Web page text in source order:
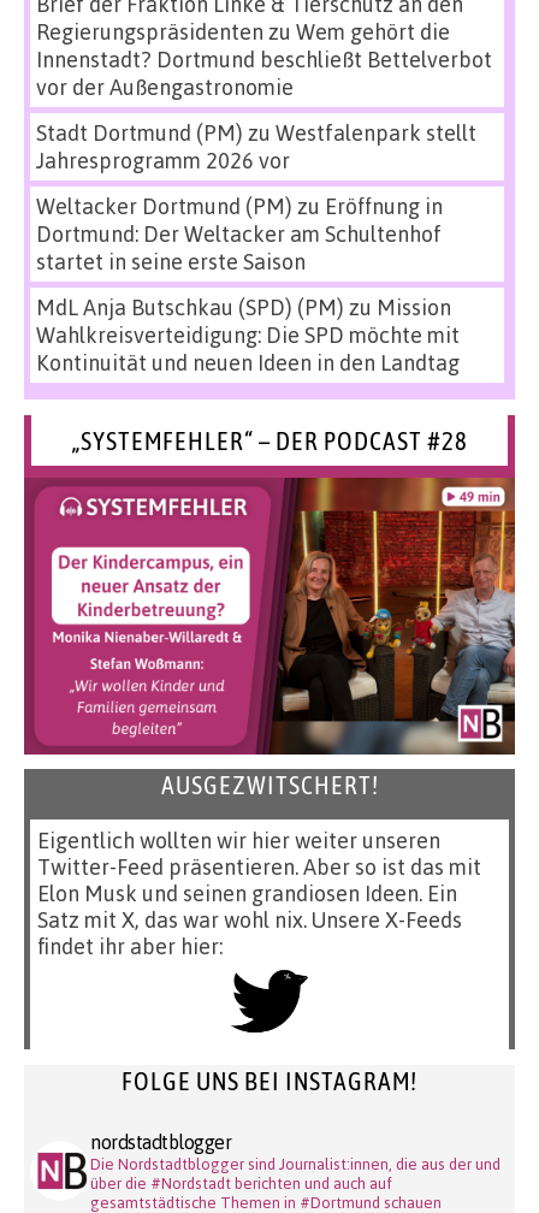
Regierungspräsidenten zu Wem gehört die
Innenstadt? Dortmund beschließt Bettelverbot
vor der Außengastronomie
Stadt Dortmund (PM) zu Westfalenpark stellt
Jahresprogramm 2026 vor
Weltacker Dortmund (PM) zu Eröffnung in
Dortmund: Der Weltacker am Schultenhof
startet in seine erste Saison
MdL Anja Butschkau (SPD) (PM) zu Mission
Wahlkreisverteidigung: Die SPD möchte mit
Kontinuität und neuen Ideen in den Landtag
„SYSTEMFEHLER“ – DER PODCAST #28
AUSGEZWITSCHERT!
Eigentlich wollten wir hier weiter unseren
Twitter-Feed präsentieren. Aber so ist das mit
Elon Musk und seinen grandiosen Ideen. Ein
Satz mit X, das war wohl nix. Unsere X-Feeds
findet ihr aber hier:
FOLGE UNS BEI INSTAGRAM!
nordstadtblogger
Die Nordstadtblogger sind Journalist:innen, die aus der und
über die #Nordstadt berichten und auch auf
gesamtstädtische Themen in #Dortmund schauen